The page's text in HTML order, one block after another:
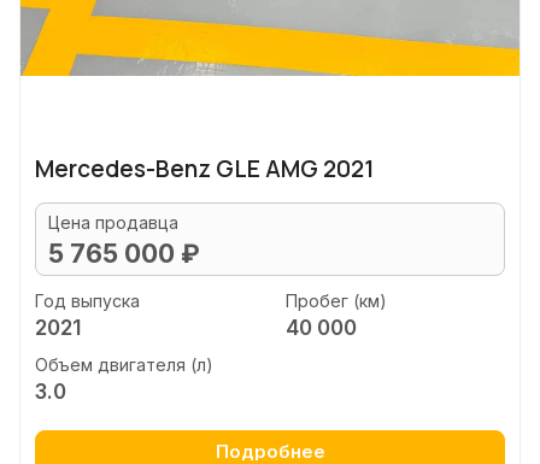
Mercedes-Benz GLE AMG 2021
Цена продавца
5 765 000 ₽
Год выпуска
2021
Пробег (км)
40 000
Объем двигателя (л)
3.0
Подробнее